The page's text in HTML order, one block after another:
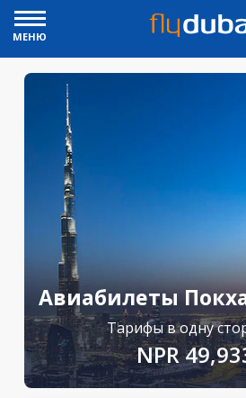
МЕНЮ
Авиабилеты
Тарифы в одну
NPR